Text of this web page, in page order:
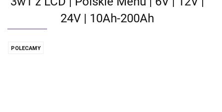
24V | 10Ah-200Ah
POLECAMY